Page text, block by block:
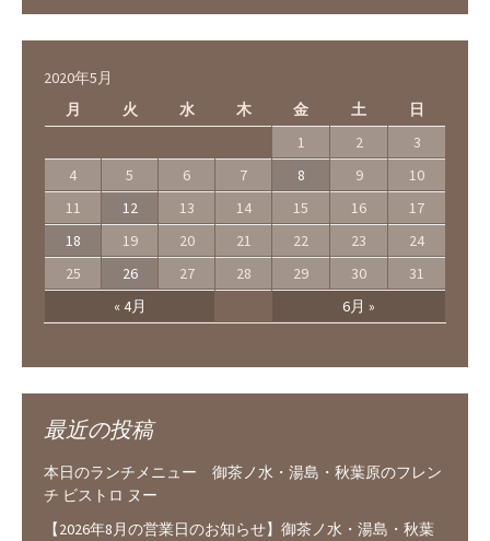
2020年5月
月
火 水 木 金 土 日
« 4月 6月 »
1 2
3
4
5 6 7 8 9
10
11
12 13 14 15 16
17
18
19 20 21 22 23
24
25
26 27 28 29 30 31
最近の投稿
本日のランチメニュー 御茶ノ水・湯島・秋葉原のフレン
チ ビストロ ヌー
【2026年8月の営業日のお知らせ】御茶ノ水・湯島・秋葉